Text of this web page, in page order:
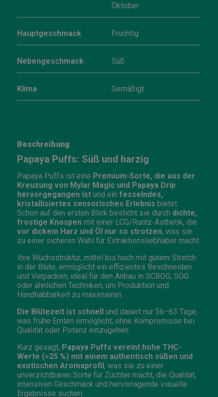
Oktober
Hauptgeschmack Fruchtig
Nebengeschmack Süß
Klima Gemäßigt
Beschreibung
Papaya Puffs: Süß und harzig
Papaya Puffs ist eine Premium-Sorte, die aus der
Kreuzung von Mylar Magic und Papaya Drip
hervorgegangen ist und ein fesselndes,
kristallisiertes sensorisches Erlebnis bietet.
Schon auf den ersten Blick besticht sie durch dichte,
frostige Knospen mit einer LCG/Runtz-Ästhetik, die
vor dickem Harz und Öl nur so strotzen, was sie
zu einer sicheren Wahl für Extraktionsliebhaber macht.
Ihre Wuchsstruktur, mittel bis hoch mit gutem Stretch
in der Blüte, ermöglicht ein effizientes Beschneiden
und Verpacken, ideal für den Anbau in SCROG, SOG
oder ähnlichen Techniken, um Produktion und
Handhabbarkeit zu maximieren.
Die Blütezeit ist schnell und dauert nur 56–63 Tage,
was frühe Ernten ermöglicht, ohne Kompromisse bei
Qualität oder Potenz einzugehen.
Kurz gesagt, Papaya Puffs vereint hohe THC-
Werte (>25 %) mit einem authentisch süßen und
exotischen Aromaprofil, was sie zu einer
unverzichtbaren Sorte für Züchter macht, die Qualität,
intensiven Geschmack und hervorragende visuelle
Ergebnisse suchen.